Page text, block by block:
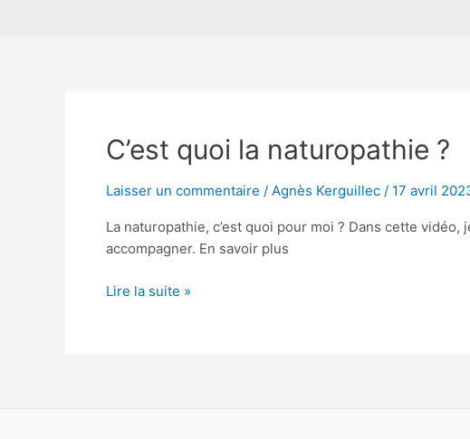
C’est quoi la naturopathie ?
Laisser un commentaire / Agnès Kerguillec / 17 avril
La naturopathie, c’est quoi pour moi ? Dans cette
accompagner. En savoir plus
C’est
quoi
la
?
Lire la suite »